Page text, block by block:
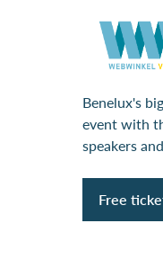
Benelux's
event with
speakers
Free